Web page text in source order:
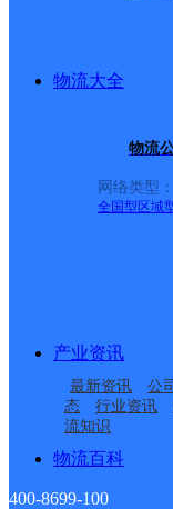
物流大全
物流
网络类型：
全国型 区域
产业资讯
最新资讯
公
态
行业资讯
流知识
物流百科
400-8699-100
中国邮
部
河南漯河
部星达分部
河南漯河
部
河南省漯
司商丘睢
河南郑州